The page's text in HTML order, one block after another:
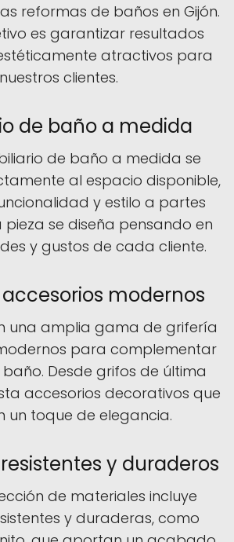
reformas de baños en Gijón.
es garantizar resultados
atractivos para
nuestros clientes.
de baño a medida
de baño a medida se
al espacio disponible,
y estilo a partes
pieza se diseña pensando en
y gustos de cada cliente.
modernos
una amplia gama de grifería
para complementar
Desde grifos de última
accesorios decorativos que
un toque de elegancia.
y duraderos
de materiales incluye
y duraderas, como